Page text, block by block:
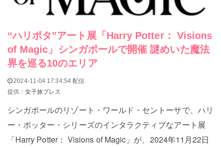
“ハリポタ”アート展「Harry Potter： Visions
of Magic」シンガポールで開催 謎めいた魔法
界を巡る10のエリア
2024-11-04 17:34:54 配信
提供：女子旅プレス
シンガポールのリゾート・ワールド・セントーサで、ハリ
ー・ポッター・シリーズのインタラクティブなアート展
「Harry Potter： Visions of Magic」が、2024年11月22日